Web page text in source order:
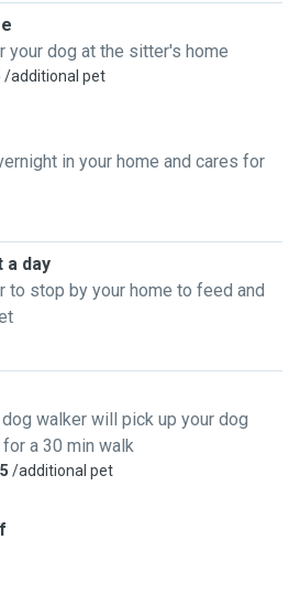
your dog at the sitter's home
/additional pet
in your home and cares for
a day
to stop by your home to feed and
walker will pick up your dog
a 30 min walk
/additional pet